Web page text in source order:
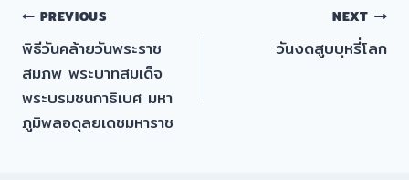
แนะแนว
เรื่อง
PREVIOUS
พิธีวันคล้ายวันพระราช
สมภพ พระบาทสมเด็จ
พระบรมชนกาธิเบศ มหา
ภูมิพลอดุลยเดชมหาราช
NEXT
วันงดสูบบุหรี่โลก